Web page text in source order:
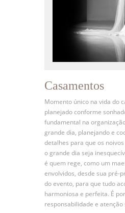
Casamentos
Momento único na vida do
planejado conforme
fundamental na
grande dia, planejando e
detalhes para que os
o grande dia seja
é quem rege, como um
envolvidos, desde sua pré-
do evento, para que tudo
harmoniosa e perfeita. É
responsabilidade e